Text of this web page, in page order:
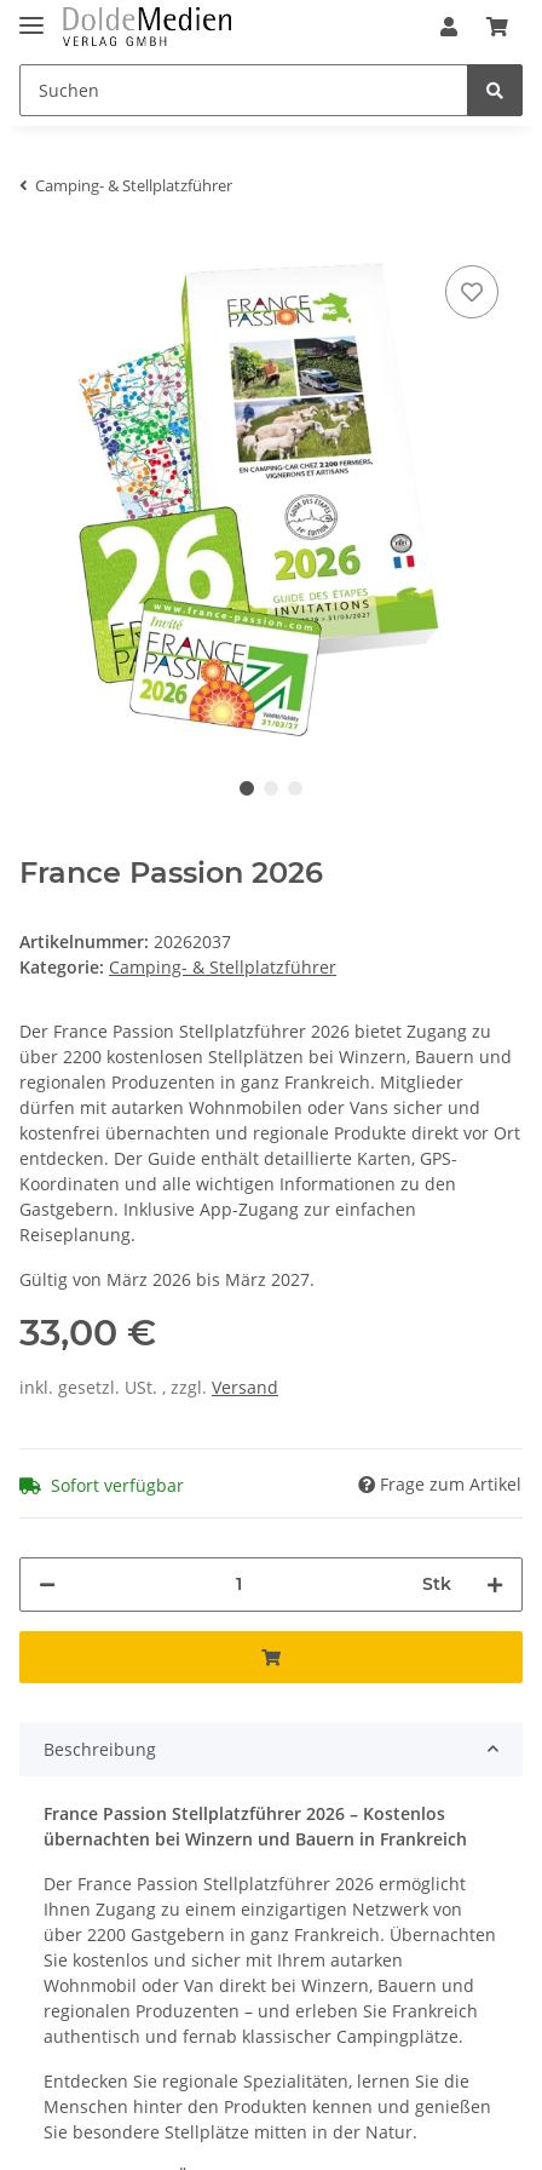
Camping- & Stellplatzführer
France Passion 2026
Artikelnummer: 20262037
Kategorie: Camping- & Stellplatzführer
Der France Passion Stellplatzführer 2026 bietet Zugang zu
über 2200 kostenlosen Stellplätzen bei Winzern, Bauern und
regionalen Produzenten in ganz Frankreich. Mitglieder
dürfen mit autarken Wohnmobilen oder Vans sicher und
kostenfrei übernachten und regionale Produkte direkt vor Ort
entdecken. Der Guide enthält detaillierte Karten, GPS-
Koordinaten und alle wichtigen Informationen zu den
Gastgebern. Inklusive App-Zugang zur einfachen
Reiseplanung.
Gültig von März 2026 bis März 2027.
33,00 €
inkl. gesetzl. USt. , zzgl. Versand
Sofort verfügbar Frage zum Artikel
Stk
Beschreibung
France Passion Stellplatzführer 2026 – Kostenlos
übernachten bei Winzern und Bauern in Frankreich
Der France Passion Stellplatzführer 2026 ermöglicht
Ihnen Zugang zu einem einzigartigen Netzwerk von
über 2200 Gastgebern in ganz Frankreich. Übernachten
Sie kostenlos und sicher mit Ihrem autarken
Wohnmobil oder Van direkt bei Winzern, Bauern und
regionalen Produzenten – und erleben Sie Frankreich
authentisch und fernab klassischer Campingplätze.
Entdecken Sie regionale Spezialitäten, lernen Sie die
Menschen hinter den Produkten kennen und genießen
Sie besondere Stellplätze mitten in der Natur.